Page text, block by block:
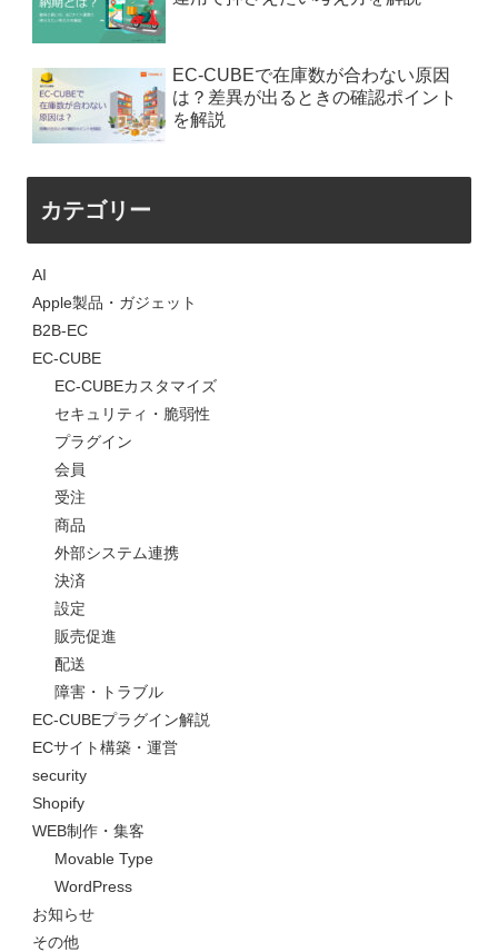
EC-CUBEで在庫数が合わない原因
は？差異が出るときの確認ポイント
を解説
カテゴリー
AI
Apple製品・ガジェット
B2B-EC
EC-CUBE
EC-CUBEカスタマイズ
セキュリティ・脆弱性
プラグイン
会員
受注
商品
外部システム連携
決済
設定
販売促進
配送
障害・トラブル
EC-CUBEプラグイン解説
ECサイト構築・運営
security
Shopify
WEB制作・集客
Movable Type
WordPress
お知らせ
その他